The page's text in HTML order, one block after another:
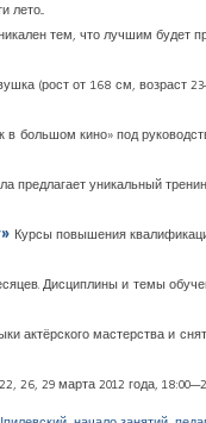
лето...
тем, что лучшим будет
(рост от 168 см, возраст
в большом кино» под
предлагает уникальный
Курсы повышения
Дисциплины и темы
актёрского мастерства и
29 марта 2012 года,